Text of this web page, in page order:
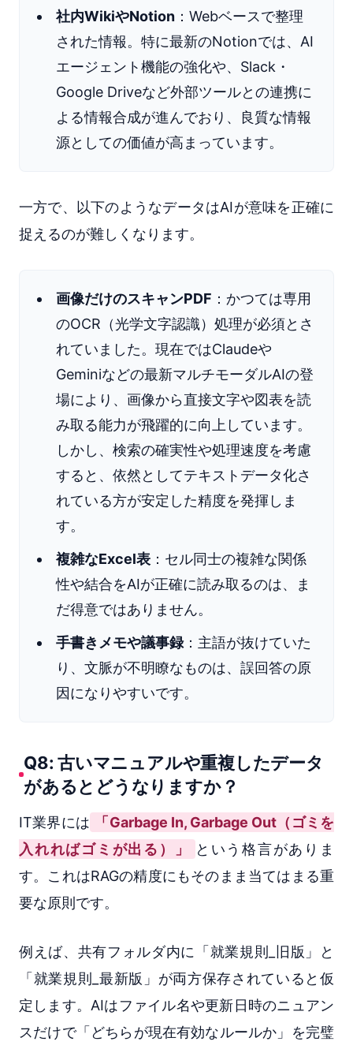
社内WikiやNotion ：Webベースで整理
された情報。特に最新のNotionでは、AI
エージェント機能の強化や、Slack・
Google Driveなど外部ツールとの連携に
よる情報合成が進んでおり、良質な情報
源としての価値が高まっています。
一方で、以下のようなデータはAIが意味を正確に
捉えるのが難しくなります。
画像だけのスキャンPDF ：かつては専用
のOCR（光学文字認識）処理が必須とさ
れていました。現在ではClaudeや
Geminiなどの最新マルチモーダルAIの登
場により、画像から直接文字や図表を読
み取る能力が飛躍的に向上しています。
しかし、検索の確実性や処理速度を考慮
すると、依然としてテキストデータ化さ
れている方が安定した精度を発揮しま
す。
複雑なExcel表 ：セル同士の複雑な関係
性や結合をAIが正確に読み取るのは、ま
だ得意ではありません。
手書きメモや議事録：主語が抜けていた
り、文脈が不明瞭なものは、誤回答の原
因になりやすいです。
Q8: 古いマニュアルや重複したデータ
があるとどうなりますか？
IT業界には
「Garbage In, Garbage Out（ゴミを
入れればゴミが出る）」
という格言がありま
す。これはRAGの精度にもそのまま当てはまる重
要な原則です。
例えば、共有フォルダ内に「就業規則_旧版」と
「就業規則_最新版」が両方保存されていると仮
定します。AIはファイル名や更新日時のニュアン
スだけで「どちらが現在有効なルールか」を完璧